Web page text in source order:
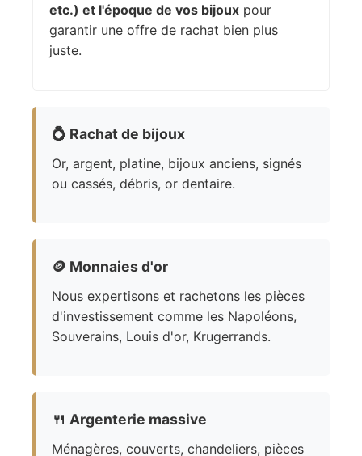
etc.) et l'époque de vos bijoux pour
garantir une offre de rachat bien plus
juste.
💍 Rachat de bijoux
Or, argent, platine, bijoux anciens, signés
ou cassés, débris, or dentaire.
🪙 Monnaies d'or
Nous expertisons et rachetons les pièces
d'investissement comme les Napoléons,
Souverains, Louis d'or, Krugerrands.
🍴 Argenterie massive
Ménagères, couverts, chandeliers, pièces